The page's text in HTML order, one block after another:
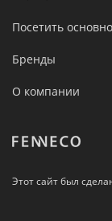
Посетить
Бренды
О компании
Этот сайт был